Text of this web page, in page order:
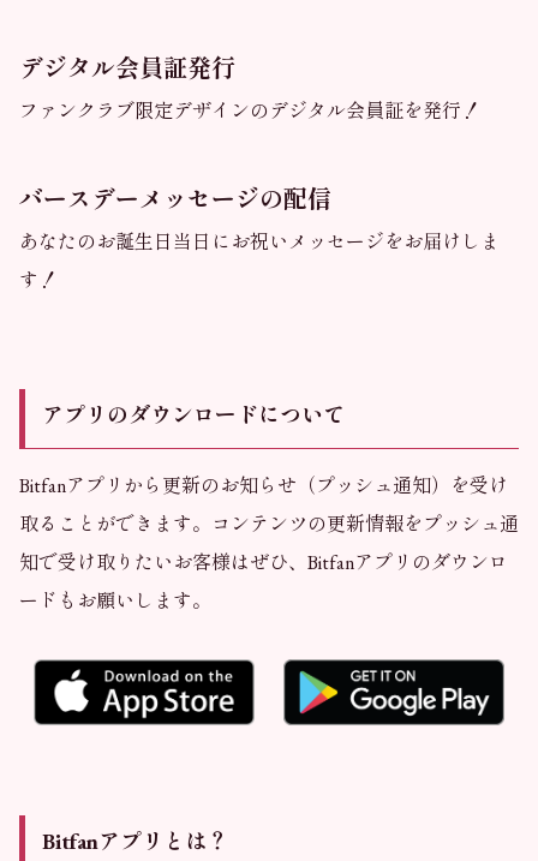
デジタル会員証発行
ファンクラブ限定デザインのデジタル会員証を発行！
バースデーメッセージの配信
あなたのお誕生日当日にお祝いメッセージをお届けしま
す！
アプリのダウンロードについて
Bitfanアプリから更新のお知らせ（プッシュ通知）を受け
取ることができます。コンテンツの更新情報をプッシュ通
知で受け取りたいお客様はぜひ、Bitfanアプリのダウンロ
ードもお願いします。
Bitfanアプリとは？